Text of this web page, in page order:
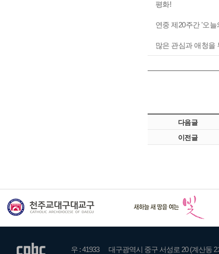
평화!
연중 제20주간 '오
많은 관심과 애청을
다음글
이전글
우 : 41933
대구광역시 중구 서성로 20 (계산동 2